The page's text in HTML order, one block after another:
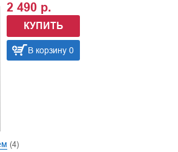
2 490 р.
КУПИТЬ
В корзину 0
(4)